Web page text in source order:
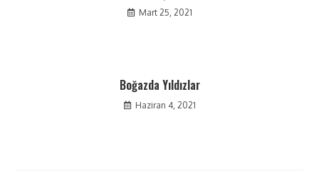
Mart 25, 2021
Boğazda Yıldızlar
Haziran 4, 2021